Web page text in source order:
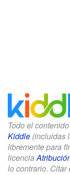
Todo el
Kiddle (incluidas
libremente para
licencia
lo contrario. Citar